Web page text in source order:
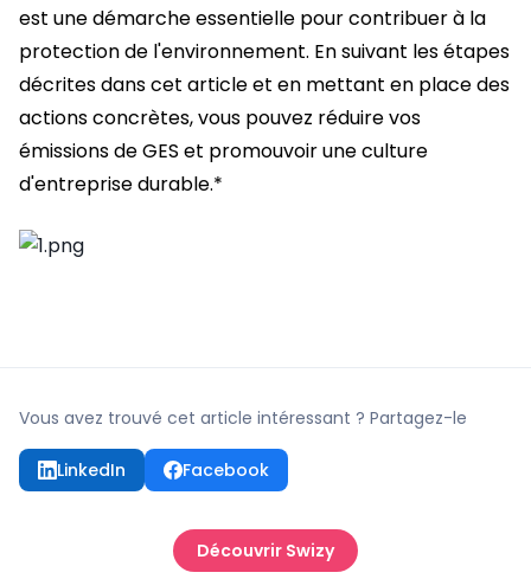
est une démarche essentielle pour contribuer à la
protection de l'environnement. En suivant les étapes
décrites dans cet article et en mettant en place des
actions concrètes, vous pouvez réduire vos
émissions de GES et promouvoir une culture
d'entreprise durable.*
Vous avez trouvé cet article intéressant ? Partagez-le
LinkedIn Facebook
Découvrir Swizy